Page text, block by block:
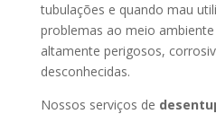
tubulações e quando mau
problemas ao meio
altamente perigosos,
desconhecidas.
Nossos serviços de